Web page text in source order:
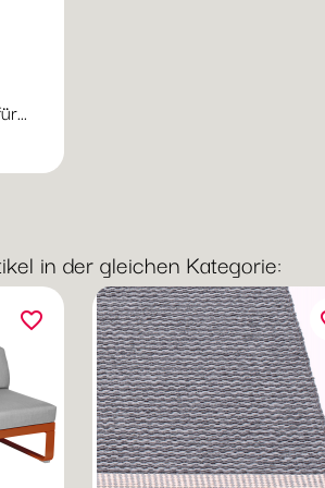
Gewittergrau
in der gleichen Kategorie:
favorite_border